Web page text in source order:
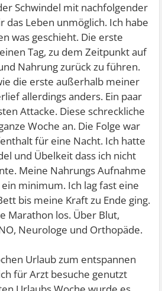
Schwindel mit nachfolgender
das Leben unmöglich. Ich habe
was geschieht. Die erste
Tag, zu dem Zeitpunkt auf
Nahrung zurück zu führen.
die erste außerhalb meiner
allerdings anders. Ein paar
Attacke. Diese schreckliche
Woche an. Die Folge war
für eine Nacht. Ich hatte
und Übelkeit dass ich nicht
Meine Nahrungs Aufnahme
minimum. Ich lag fast eine
bis meine Kraft zu Ende ging.
Marathon los. Über Blut,
Neurologe und Orthopäde.
Urlaub zum entspannen
für Arzt besuche genutzt